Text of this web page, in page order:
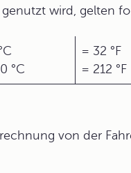
wird, gelten
°C
= 32 °F
= 212 °F
von der